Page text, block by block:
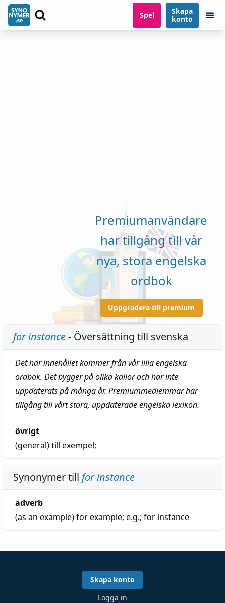
Spel
Skapa
konto
Premiumanvändare
har tillgång till vår
nya, stora engelska
ordbok
Uppgradera till premium
for instance- Översättning till svenska
Det här innehållet kommer från vår lilla engelska
ordbok. Det bygger på olika källor och har inte
uppdaterats på många år. Premiummedlemmar har
tillgång till vårt stora, uppdaterade engelska lexikon.
övrigt
(general)till exempel;
Synonymer till for instance
adverb
(as an example)for example; e.g.; for instance
Skapa konto
Logga in